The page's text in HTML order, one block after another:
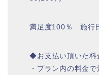
満足度100％ 施行
◆お支払い頂いた料
・プラン内の料金で